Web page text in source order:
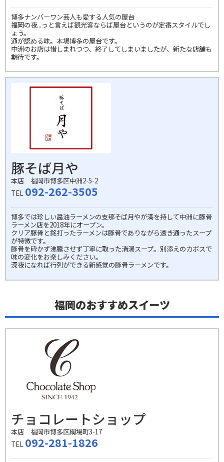
博多ナンバーワン芸人も愛する人気の屋台
福岡の夜...っと言えば観光客ならば屋台というのが定番スタイルでし
ょう。
通が認める味。本場博多の屋台です。
中洲のお店は惜しまれつつ、終了してしまいましたが、新たな店舗も
期待です。
豚そば月や
本店 福岡市博多区中洲2-5-2
TEL 092-262-3505
博多では珍しい醤油ラーメンの支那そば月やが満を持して中洲に豚骨
ラーメン店を2018年にオープン。
クリア豚骨と銘打ったラーメンは豚骨でありながら透き通ったスープ
が特徴です。
豚骨を砕かず沸騰させず丁寧に取った清湯スープ。別添えのカボスで
味の変化をお楽しみください。
深夜になれば行列ができる新感覚の豚骨ラーメンです。
福岡のおすすめスイーツ
チョコレートショップ
本店 福岡市博多区綱場町3-17
TEL 092-281-1826